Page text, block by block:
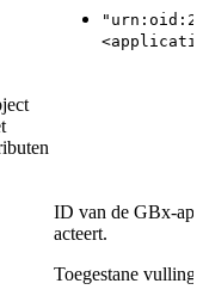
ID van de GBx-
acteert.
Toegestane